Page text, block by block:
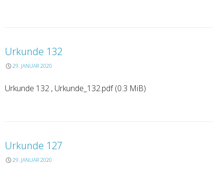
Urkunde 132
29. JANUAR 2020
Urkunde 132 , Urkunde_132.pdf (0.3 MiB)
Urkunde 127
29. JANUAR 2020